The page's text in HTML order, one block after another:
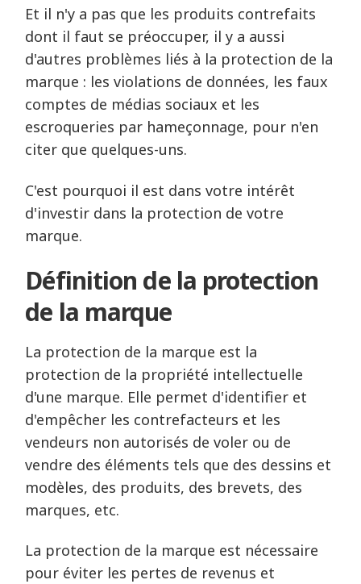
Et il n'y a pas que les produits contrefaits
dont il faut se préoccuper, il y a aussi
d'autres problèmes liés à la protection de la
marque : les violations de données, les faux
comptes de médias sociaux et les
escroqueries par hameçonnage, pour n'en
citer que quelques-uns.
C'est pourquoi il est dans votre intérêt
d'investir dans la protection de votre
marque.
Définition de la protection
de la marque
La protection de la marque est la
protection de la propriété intellectuelle
d'une marque. Elle permet d'identifier et
d'empêcher les contrefacteurs et les
vendeurs non autorisés de voler ou de
vendre des éléments tels que des dessins et
modèles, des produits, des brevets, des
marques, etc.
La protection de la marque est nécessaire
pour éviter les pertes de revenus et